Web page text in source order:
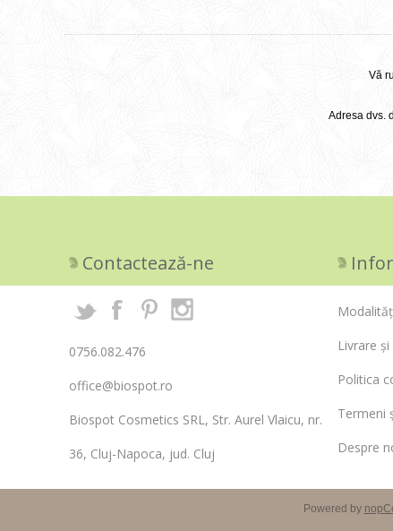
Vă
Adresa dvs.
Contactează-ne
0756.082.476
office@biospot.ro
Biospot Cosmetics SRL, Str. Aurel Vlaicu, nr.
36, Cluj-Napoca, jud. Cluj
Livrare
Politica
Termeni
Despre
Powered by